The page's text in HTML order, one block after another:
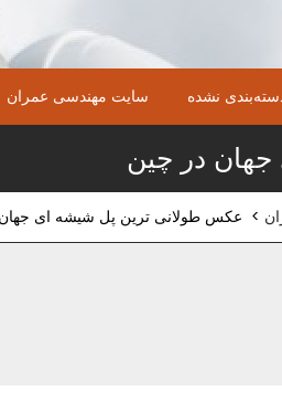
نشده سایت مهندسی عمران
در چین
> عکس طولانی ترین پل شیشه ای